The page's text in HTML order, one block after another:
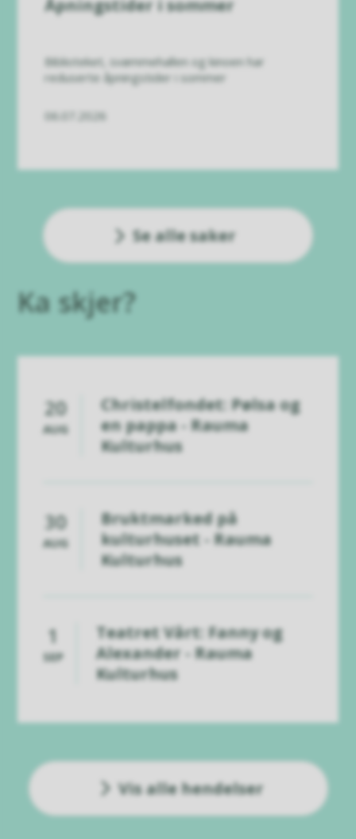
06.07.2026
Åpningstider i sommer
Biblioteket, svømmehallen og kinoen har
reduserte åpningstider i sommer
Se alle saker
Ka skjer?
20
AUG
Christelfondet: Pølsa og
en pappa - Rauma
Kulturhus
30
AUG
Bruktmarked på
kulturhuset - Rauma
Kulturhus
1
SEP
Teatret Vårt: Fanny og
Alexander - Rauma
Kulturhus
Vis alle hendelser